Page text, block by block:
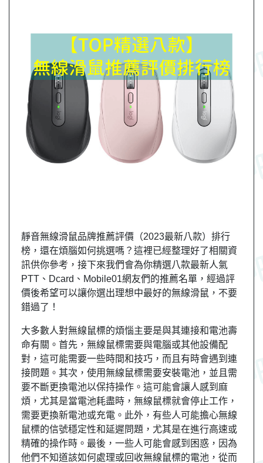
靜音無線滑鼠品牌推薦評價（2023最新八款）排行
榜，還在煩腦如何挑選嗎？這裡已經整理好了相關資
訊供你參考，接下來我們會為你精選八款最新人氣
PTT、Dcard、Mobile01網友們的推薦名單，經過評
價後希望可以讓你選出理想中最好的無線滑鼠，不要
錯過了！
大多數人對無線鼠標的煩惱主要是與其連接和電池壽
命有關。首先，無線鼠標需要與電腦或其他設備配
對，這可能需要一些時間和技巧，而且有時會遇到連
接問題。其次，使用無線鼠標需要安裝電池，並且需
要不斷更換電池以保持操作。這可能會讓人感到麻
煩，尤其是當電池耗盡時，無線鼠標就會停止工作，
需要更換新電池或充電。此外，有些人可能擔心無線
鼠標的信號穩定性和延遲問題，尤其是在進行高速或
精確的操作時。最後，一些人可能會感到困惑，因為
他們不知道該如何處理或回收無線鼠標的電池，從而